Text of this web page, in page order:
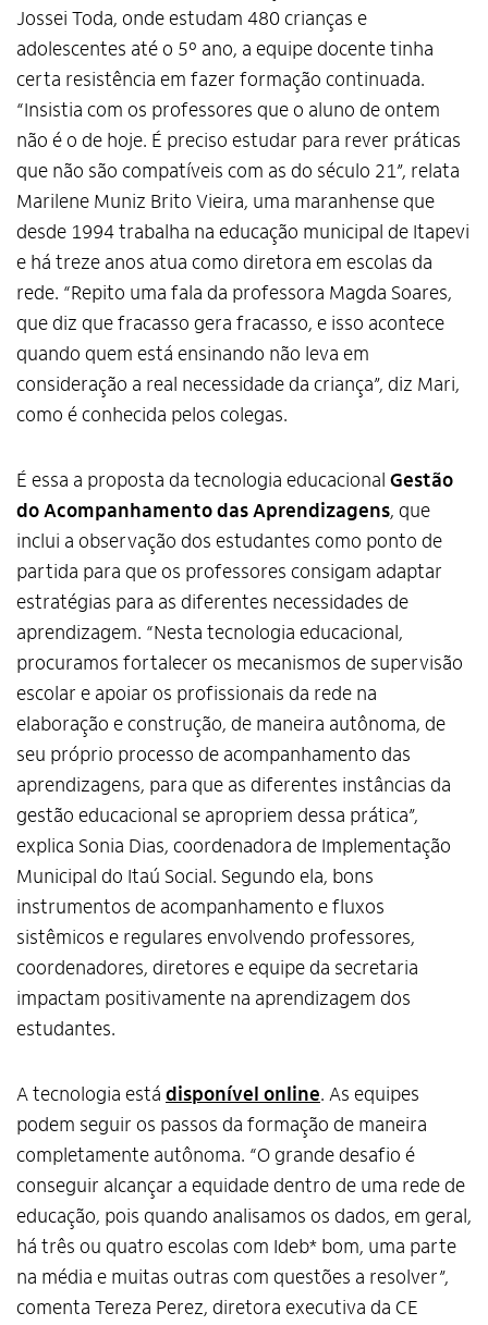
Jossei Toda, onde estudam 480 crianças e
adolescentes até o 5º ano, a equipe docente tinha
certa resistência em fazer formação continuada.
“Insistia com os professores que o aluno de ontem
não é o de hoje. É preciso estudar para rever práticas
que não são compatíveis com as do século 21”, relata
Marilene Muniz Brito Vieira, uma maranhense que
desde 1994 trabalha na educação municipal de Itapevi
e há treze anos atua como diretora em escolas da
rede. “Repito uma fala da professora Magda Soares,
que diz que fracasso gera fracasso, e isso acontece
quando quem está ensinando não leva em
consideração a real necessidade da criança”, diz Mari,
como é conhecida pelos colegas.
É essa a proposta da tecnologia educacional Gestão
do Acompanhamento das Aprendizagens, que
inclui a observação dos estudantes como ponto de
partida para que os professores consigam adaptar
estratégias para as diferentes necessidades de
aprendizagem. “Nesta tecnologia educacional,
procuramos fortalecer os mecanismos de supervisão
escolar e apoiar os profissionais da rede na
elaboração e construção, de maneira autônoma, de
seu próprio processo de acompanhamento das
aprendizagens, para que as diferentes instâncias da
gestão educacional se apropriem dessa prática”,
explica Sonia Dias, coordenadora de Implementação
Municipal do Itaú Social. Segundo ela, bons
instrumentos de acompanhamento e fluxos
sistêmicos e regulares envolvendo professores,
coordenadores, diretores e equipe da secretaria
impactam positivamente na aprendizagem dos
estudantes.
A tecnologia está disponível online. As equipes
podem seguir os passos da formação de maneira
completamente autônoma. “O grande desafio é
conseguir alcançar a equidade dentro de uma rede de
educação, pois quando analisamos os dados, em geral,
há três ou quatro escolas com Ideb* bom, uma parte
na média e muitas outras com questões a resolver”,
comenta Tereza Perez, diretora executiva da CE